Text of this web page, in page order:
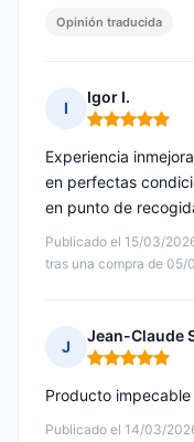
Opinión traducida
I
Igor I.
Nota: 5 de 5
Publicado el 15/03/
tras una compra de 05/
Experiencia
en perfectas
en punto de
J
Jean-Claude
Nota: 5 de 5
Publicado el 14/03/
Producto